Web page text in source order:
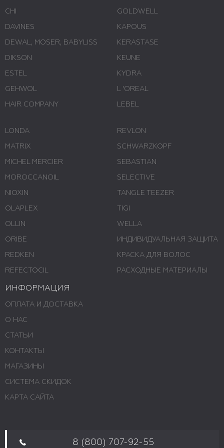
CHI
DAVINES
DEWAL, MOSER, BABYLISS
DIKSON
ESTEL
GEHWOL
HAIR COMPANY
GOLDWELL
KAPOUS
KERASTASE
KEUNE
KYDRA
L 'ОREAL
LEBEL
LONDA
MATRIX
MICHEL MERCIER
MOROCCANOIL
NIOXIN
OLAPLEX
OLLIN
ORIBE
REDKEN
REFECTOCIL
REVLON
SCHWARZKOPF
SEBASTIAN
SELECTIVE
TANGLE TEEZER
TIGI
WELLA
ИНДИВИДУАЛЬНАЯ ЗАЩИТА
КРАСКА ДЛЯ ВОЛОС
РАСХОДНЫЕ МАТЕРИАЛЫ
ИНФОРМАЦИЯ
ОПЛАТА И ДОСТАВКА
О НАС
СТАТЬИ
КОНТАКТЫ
МАГАЗИНЫ
СИСТЕМА СКИДОК
КАРТА САЙТА
8 (800) 707-92-55